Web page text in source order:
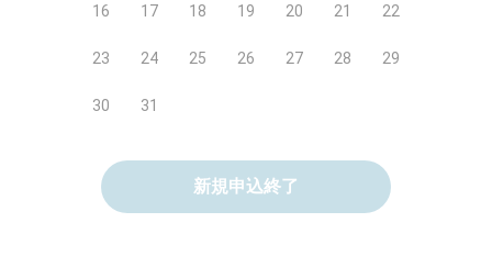
16 17 18 19 20 21 22
23 24 25 26 27 28 29
30 31
新規申込終了